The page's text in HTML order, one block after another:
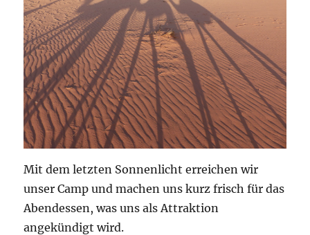
Mit dem letzten Sonnenlicht erreichen wir
unser Camp und machen uns kurz frisch für das
Abendessen, was uns als Attraktion
angekündigt wird.